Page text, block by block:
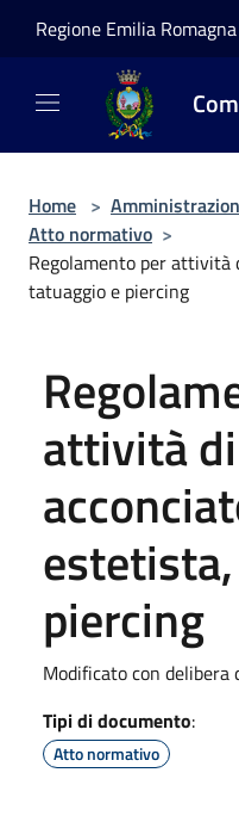
Regione Emilia Romagna
Home >
Atto normativo >
Regolamento per attività
tatuaggio e piercing
attività di
piercing
Modificato con
Tipi di documento:
Atto normativo